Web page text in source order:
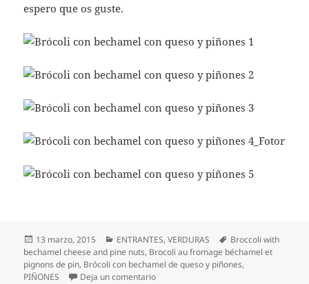
espero que os guste.
Publicado
el
13 marzo, 2015 Categorías
ENTRANTES,VERDURAS Etiquetas
Broccoli with
bechamel cheese and pine nuts, Brocoli au fromage béchamel et
pignons de pin, Brócoli con bechamel de queso y piñones,
PIÑONES
Deja un comentarioen Brócoli con bechamel de queso y